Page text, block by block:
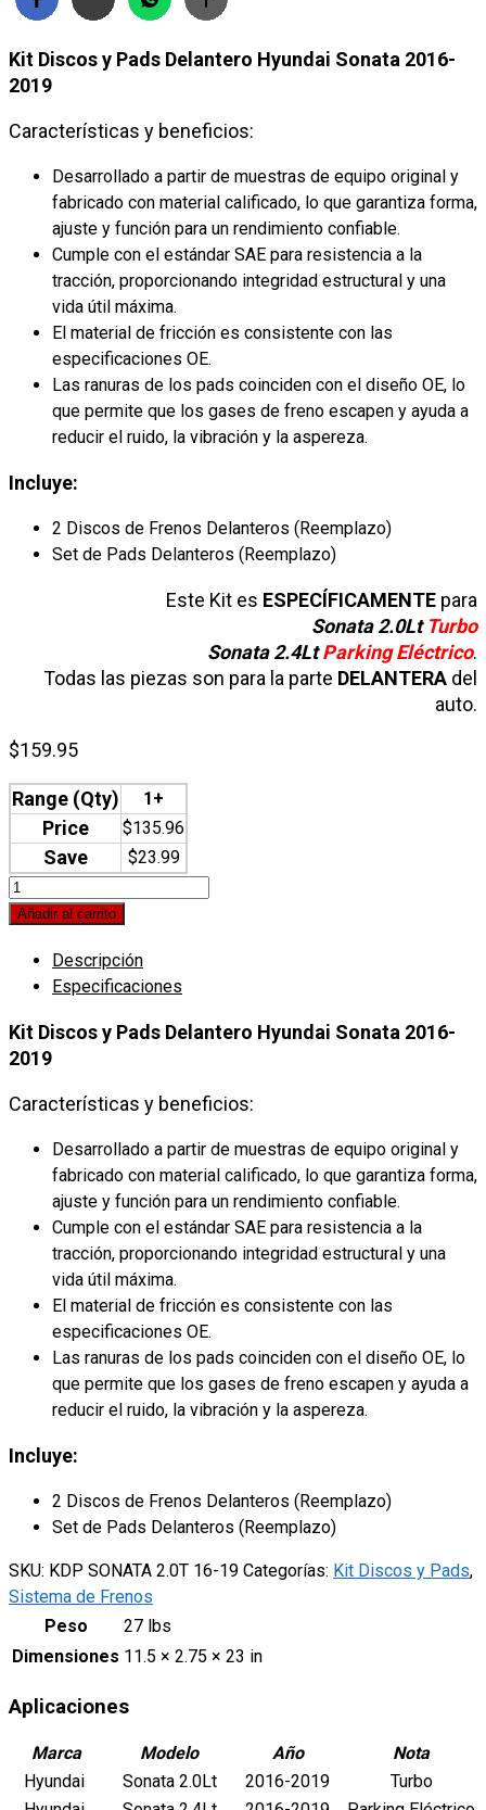
Kit Discos y Pads Delantero Hyundai Sonata 2016-
2019
Características y beneficios:
Desarrollado a partir de muestras de equipo original y
fabricado con material calificado, lo que garantiza forma,
ajuste y función para un rendimiento confiable.
Cumple con el estándar SAE para resistencia a la
tracción, proporcionando integridad estructural y una
vida útil máxima.
El material de fricción es consistente con las
especificaciones OE.
Las ranuras de los pads coinciden con el diseño OE, lo
que permite que los gases de freno escapen y ayuda a
reducir el ruido, la vibración y la aspereza.
Incluye:
2 Discos de Frenos Delanteros (Reemplazo)
Set de Pads Delanteros (Reemplazo)
Este Kit es ESPECÍFICAMENTE para
Sonata 2.0Lt Turbo
Sonata 2.4LtParkingEléctrico.
Todas las piezas son para la parte DELANTERA del
auto.
$159.95
Range (Qty) 1+
Price $135.96
Save $23.99
Kit
Discos
Pads
Delanteros
Sonata
2016-
2019
Añadir al carrito
Descripción
Especificaciones
Kit Discos y Pads Delantero Hyundai Sonata 2016-
2019
Características y beneficios:
Desarrollado a partir de muestras de equipo original y
fabricado con material calificado, lo que garantiza forma,
ajuste y función para un rendimiento confiable.
Cumple con el estándar SAE para resistencia a la
tracción, proporcionando integridad estructural y una
vida útil máxima.
El material de fricción es consistente con las
especificaciones OE.
Las ranuras de los pads coinciden con el diseño OE, lo
que permite que los gases de freno escapen y ayuda a
reducir el ruido, la vibración y la aspereza.
Incluye:
2 Discos de Frenos Delanteros (Reemplazo)
Set de Pads Delanteros (Reemplazo)
SKU: KDP SONATA 2.0T 16-19 Categorías: Kit Discos y Pads,
Sistema de Frenos
Peso
27 lbs
Dimensiones 11.5 × 2.75 × 23 in
Aplicaciones
Marca Modelo Año
Nota
Hyundai
Sonata 2.0Lt 2016-2019
Turbo